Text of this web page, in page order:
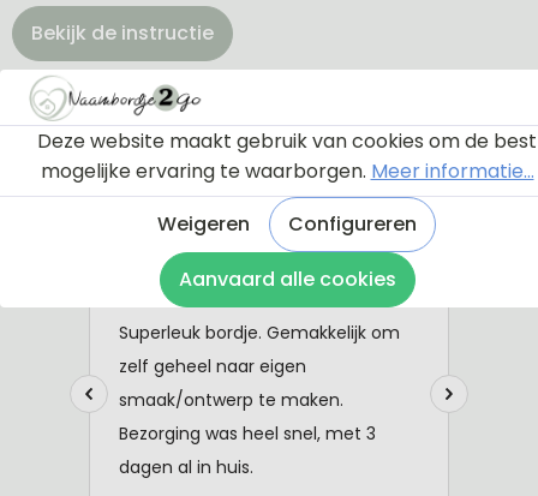
Bekijk de instructie
Deze website maakt gebruik van cookies om de best
mogelijke ervaring te waarborgen. Meer informatie...
Weigeren
Configureren
Aanvaard alle cookies